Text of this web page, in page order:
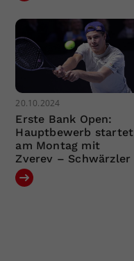
20.10.2024
Erste Bank Open:
Hauptbewerb startet
am Montag mit
Zverev – Schwärzler